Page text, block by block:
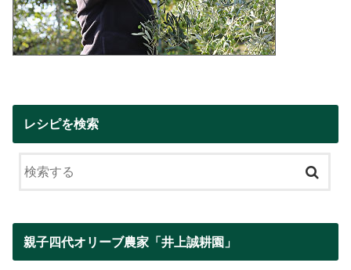
レシピを検索
親子四代オリーブ農家「井上誠耕園」